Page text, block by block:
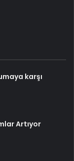
karşı
Artıyor